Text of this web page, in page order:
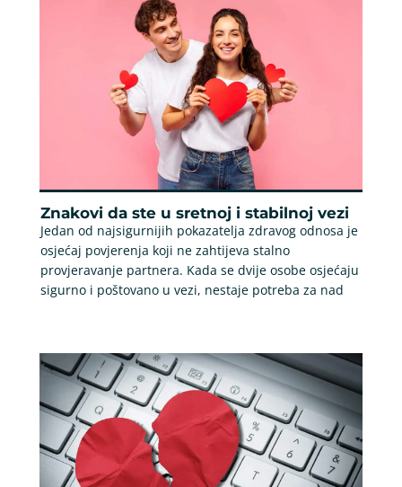
Znakovi da ste u sretnoj i stabilnoj vezi
Jedan od najsigurnijih pokazatelja zdravog odnosa je
osjećaj povjerenja koji ne zahtijeva stalno
provjeravanje partnera. Kada se dvije osobe osjećaju
sigurno i poštovano u vezi, nestaje potreba za nad